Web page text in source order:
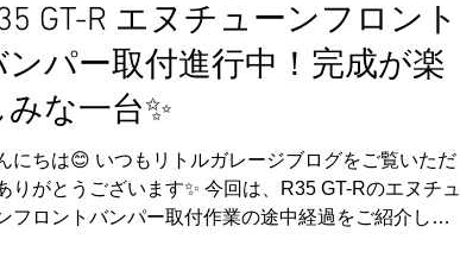
car セール Sale outlet
トヨタ
GT-R エヌチューンフロント
ンパー取付進行中！完成が楽
みな一台✨
にちは😊 いつもリトルガレージブログをご覧いただ
りがとうございます✨ 今回は、R35 GT-Rのエヌチュ
フロントバンパー取付作業の途中経過をご紹介しま